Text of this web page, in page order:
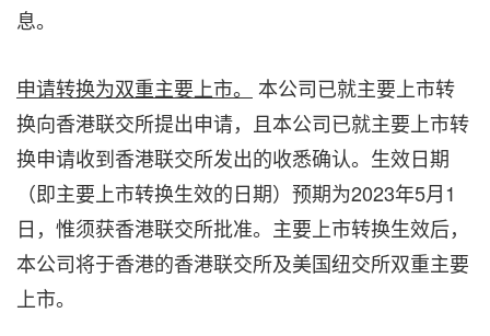
息。
申请转换为双重主要上市。
本公司已就主要上市转
换向香港联交所提出申请，且本公司已就主要上市转
换申请收到香港联交所发出的收悉确认。生效日期
（即主要上市转换生效的日期）预期为2023年5月1
日，惟须获香港联交所批准。主要上市转换生效后，
本公司将于香港的香港联交所及美国纽交所双重主要
上市。